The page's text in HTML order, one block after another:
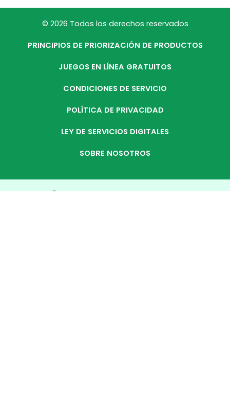
© 2026 Todos los derechos reservados
PRINCIPIOS DE PRIORIZACIÓN DE PRODUCTOS
JUEGOS EN LÍNEA GRATUITOS
CONDICIONES DE SERVICIO
POLÍTICA DE PRIVACIDAD
LEY DE SERVICIOS DIGITALES
SOBRE NOSOTROS